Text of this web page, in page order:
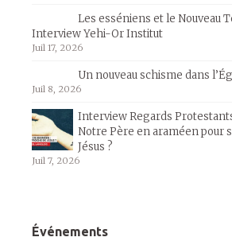
Les esséniens et le Nouveau
Interview Yehi-Or Institut
Juil 17, 2026
Un nouveau schisme dans
Juil 8, 2026
Interview Regards
Notre Père en araméen pour
Jésus ?
Juil 7, 2026
Événements